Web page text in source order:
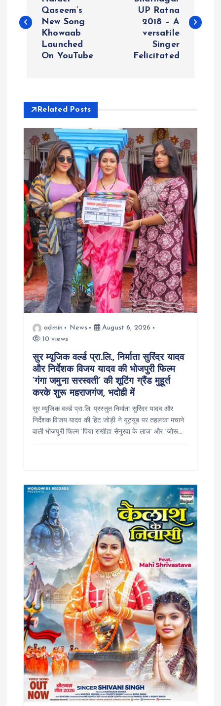
s
a
v
g
a
t
o
n
Qaseem’s
New Song
Khowaab
Launched
On YouTube
UP Ratna
2018 – A
versatile
Singer
Felicitated
Related Posts
admin News
August 6, 2026
10 views
सुर म्यूजिक वर्ल्ड प्रा.लि., निर्माता सुरिंदर यादव
और निर्देशक विजय यादव की भोजपुरी फिल्म
‘गंगा जमुना सरस्वती’ की शूटिंग ग्रैंड मुहूर्त
करके शुरू महराजगंज, भदोही में
सुर म्यूजिक वर्ल्ड प्रा.लि. प्रस्तुत निर्माता सुरिंदर यादव और
निर्देशक विजय यादव की हिट जोड़ी ने यूट्यूब पर तहलका मचाने
वाली भोजपुरी फिल्म ‘पिया राखीहा सेनुरवा के लाज’ और ‘जोरू…